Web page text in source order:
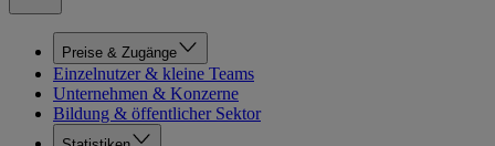
Preise & Zugänge
Einzelnutzer & kleine Teams
Unternehmen & Konzerne
Bildung & öffentlicher Sektor